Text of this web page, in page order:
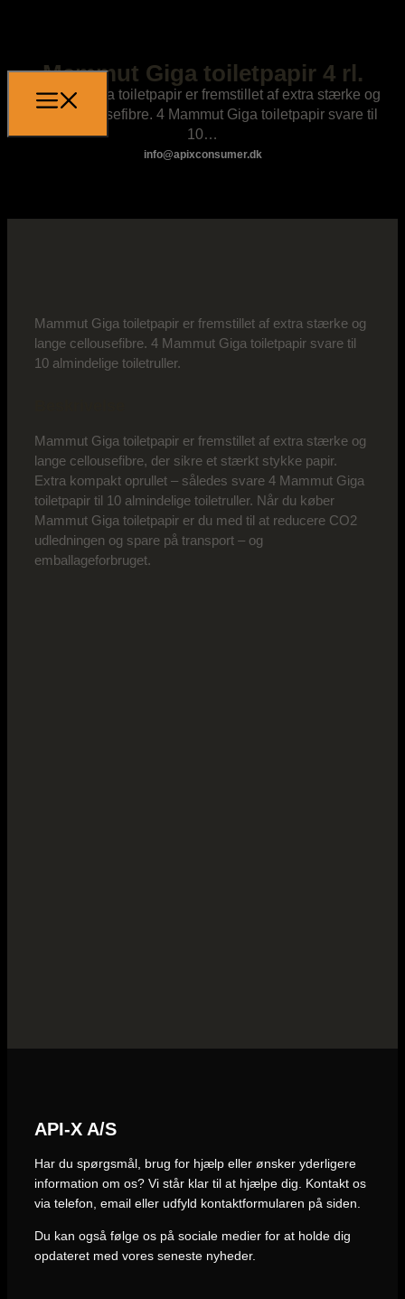
Mammut Giga toiletpapir 4 rl.
Mammut Giga toiletpapir er fremstillet af extra stærke og
lange cellousefibre. 4 Mammut Giga toiletpapir svare til
10…
info@apixconsumer.dk
Mammut Giga toiletpapir er fremstillet af extra stærke og
lange cellousefibre. 4 Mammut Giga toiletpapir svare til
10 almindelige toiletruller.
Mammut Giga toiletpapir er fremstillet af extra stærke og
lange cellousefibre, der sikre et stærkt stykke papir.
Extra kompakt oprullet – således svare 4 Mammut Giga
toiletpapir til 10 almindelige toiletruller. Når du køber
Mammut Giga toiletpapir er du med til at reducere CO2
udledningen og spare på transport – og
emballageforbruget.
API-X A/S
Har du spørgsmål, brug for hjælp eller ønsker yderligere
information om os? Vi står klar til at hjælpe dig. Kontakt os
via telefon, email eller udfyld kontaktformularen på siden.
Du kan også følge os på sociale medier for at holde dig
opdateret med vores seneste nyheder.